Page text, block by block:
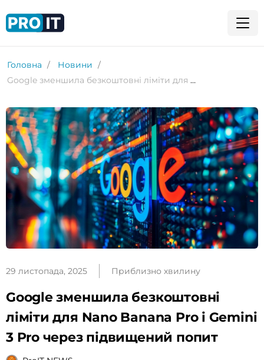
Головна
Новини
Google зменшила безкоштовні ліміти для Nano Banana Pro і Gemini 3 Pro через підвищений попит
29 листопада, 2025 Приблизно хвилину
Google зменшила безкоштовні
ліміти для Nano Banana Pro і Gemini
3 Pro через підвищений попит